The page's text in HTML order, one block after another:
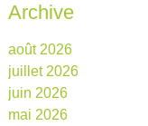
Archive
août 2026
juillet 2026
juin 2026
mai 2026